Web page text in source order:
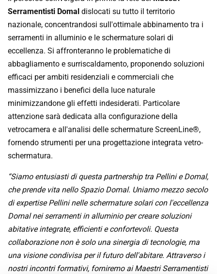
nazionale, concentrandosi sull'ottimale abbinamento tra i
serramenti in alluminio e le schermature solari di
eccellenza. Si affronteranno le problematiche di
abbagliamento e surriscaldamento, proponendo soluzioni
efficaci per ambiti residenziali e commerciali che
massimizzano i benefici della luce naturale
minimizzandone gli effetti indesiderati. Particolare
attenzione sarà dedicata alla configurazione della
vetrocamera e all'analisi delle schermature ScreenLine®,
fornendo strumenti per una progettazione integrata vetro-
schermatura.
che prende vita nello Spazio Domal. Uniamo mezzo secolo
di expertise Pellini nelle schermature solari con l'eccellenza
Domal nei serramenti in alluminio per creare soluzioni
abitative integrate, efficienti e confortevoli. Questa
collaborazione non è solo una sinergia di tecnologie, ma
una visione condivisa per il futuro dell'abitare. Attraverso i
nostri incontri formativi, forniremo ai Maestri Serramentisti
Domal gli strumenti per trasformare questa visione in